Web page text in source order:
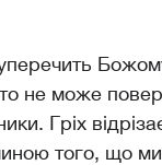
не може
Гріх
того, що